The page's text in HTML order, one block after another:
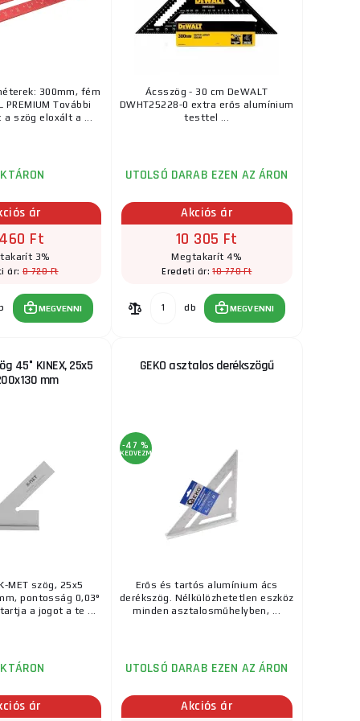
lézerrel
ks MEGVENNI
rajzolás. Az
ks MEGVENNI
RAKTÁRON a szállítónál
3 040 Ft
RAKTÁRON
:
korr ...
38 640 Ft
További
MEGVENNI
4 200 Ft
RAKTÁRON
4 230 Ft
RAKTÁRON
3 470 Ft
RAKTÁRON
300mm, fém
PREMIUM További
a szög eloxált a ...
ár
Ft
3%
ár:8 720 Ft
MEGVENNI
Ácsszög - 30 cm DeWALT
DWHT25228-0 extra erős alumínium
testtel ...
UTOLSÓ DARAB EZEN AZ ÁRON
Akciós ár
10 305 Ft
Megtakarít 4%
Eredeti ár:10 770 Ft
db MEGVENNI
45° KINEX, 25x5
mm
MET szög, 25x5
pontosság 0,03°
a jogot a te ...
ár
GEKO asztalos derékszögű
-47 %
KEDVEZMÉNY
Erős és tartós alumínium ács
derékszög. Nélkülözhetetlen eszköz
minden asztalosműhelyben, ...
UTOLSÓ DARAB EZEN AZ ÁRON
Akciós ár